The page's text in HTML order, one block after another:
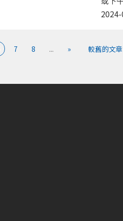
7 8 ... » 較舊的文